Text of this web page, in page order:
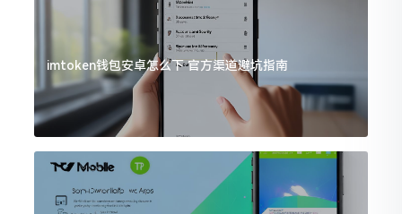
imtoken钱包安卓怎么下 官方渠道避坑指南